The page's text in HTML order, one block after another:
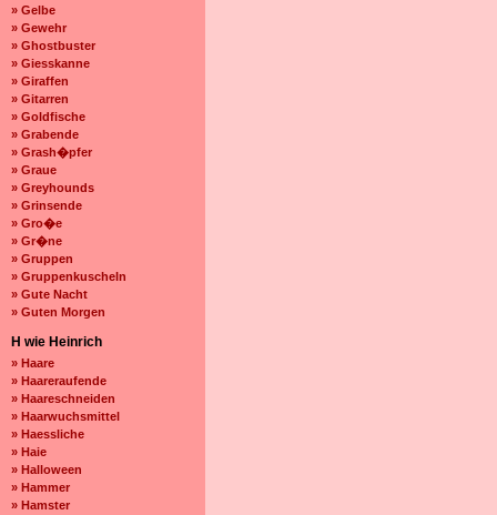
» Gelbe
» Gewehr
» Ghostbuster
» Giesskanne
» Giraffen
» Gitarren
» Goldfische
» Grabende
» Grash�pfer
» Graue
» Greyhounds
» Grinsende
» Gro�e
» Gr�ne
» Gruppen
» Gruppenkuscheln
» Gute Nacht
» Guten Morgen
H wie Heinrich
» Haare
» Haareraufende
» Haareschneiden
» Haarwuchsmittel
» Haessliche
» Haie
» Halloween
» Hammer
» Hamster